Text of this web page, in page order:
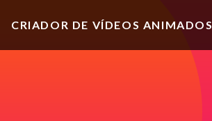
CRIADOR DE VÍDEOS ANIMADOS